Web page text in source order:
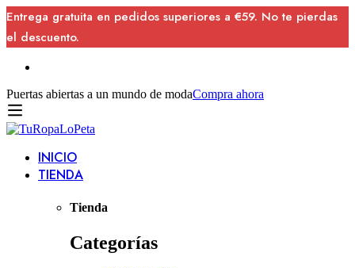
Entrega gratuita en pedidos superiores a €59. No te pierdas
el descuento.
Puertas abiertas a un mundo de modaCompra ahora
INICIO
TIENDA
Tienda
Categorías